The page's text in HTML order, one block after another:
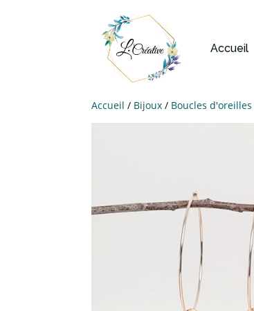
Accueil
Accueil / Bijoux / Boucles d'oreilles